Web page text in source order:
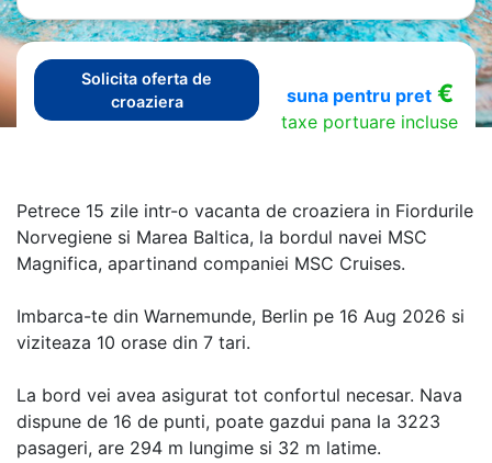
Solicita oferta de
croaziera
suna pentru pret€
taxe portuare incluse
Petrece 15 zile intr-o vacanta de croaziera in Fiordurile
Norvegiene si Marea Baltica, la bordul navei MSC
Magnifica, apartinand companiei MSC Cruises.
Imbarca-te din Warnemunde, Berlin pe 16 Aug 2026 si
viziteaza 10 orase din 7 tari.
La bord vei avea asigurat tot confortul necesar. Nava
dispune de 16 de punti, poate gazdui pana la 3223
pasageri, are 294 m lungime si 32 m latime.